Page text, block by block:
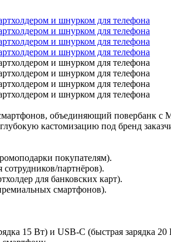
объединяющий повербанк с
кастомизацию под бренд
покупателям).
партнёров).
для банковских карт).
смартфонов).
15 Вт) и USB-C (быстрая зарядка 20